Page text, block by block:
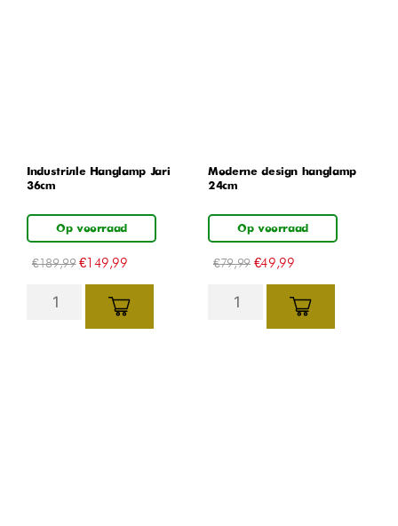
Industriële Hanglamp Jari
36cm
Op voorraad
€189,99 €149,99
Moderne design hanglamp
24cm
Op voorraad
€79,99 €49,99